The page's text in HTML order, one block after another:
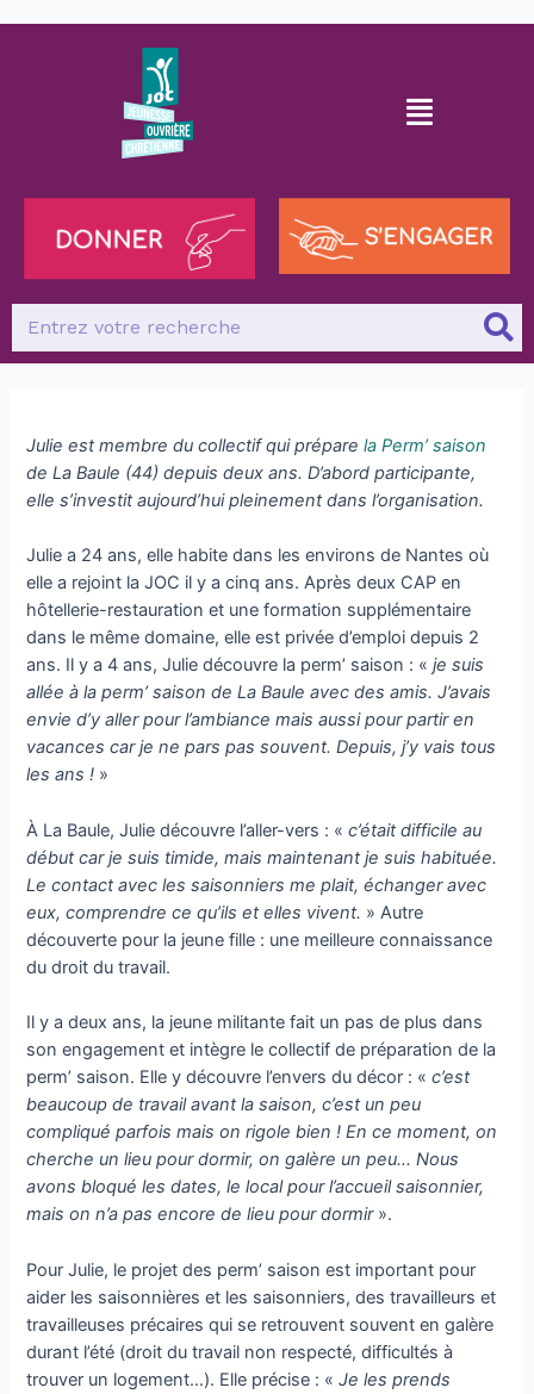
Julie est membre du collectif qui préparela Perm’ saison
de La Baule (44) depuis deux ans. D’abord participante,
elle s’investit aujourd’hui pleinement dans l’organisation.
Julie a 24 ans, elle habite dans les envi­rons de Nantes où
elle a rejoint la JOC il y a cinq ans. Après deux CAP en
hôtellerie-restau­ration et une formation supplémentaire
dans le même domaine, elle est privée d’emploi depuis 2
ans. Il y a 4 ans, Julie découvre la perm’ saison : «je suis
allée à la perm’ saison de La Baule avec des amis. J’avais
envie d’y aller pour l’ambiance mais aussi pour par­tir en
vacances car je ne pars pas souvent. Depuis, j’y vais tous
les ans ! »
À La Baule, Julie découvre l’aller-vers : «c’était difficile au
début car je suis timide, mais maintenant je suis habituée.
Le contact avec les saisonniers me plait, échanger avec
eux, comprendre ce qu’ils et elles vivent. » Autre
découverte pour la jeune fille : une meil­leure connaissance
du droit du travail.
Il y a deux ans, la jeune militante fait un pas de plus dans
son engagement et intègre le collectif de préparation de la
perm’ saison. Elle y découvre l’envers du décor : «c’est
beaucoup de travail avant la saison, c’est un peu
compliqué parfois mais on rigole bien ! En ce moment, on
cherche un lieu pour dormir, on galère un peu… Nous
avons bloqué les dates, le local pour l’accueil saisonnier,
mais on n’a pas encore de lieu pour dormir ».
Pour Julie, le projet des perm’ saison est important pour
aider les saisonnières et les saisonniers, des travailleurs et
travailleuses précaires qui se retrouvent souvent en galère
durant l’été (droit du travail non respecté, difficultés à
trouver un logement…). Elle pré­cise : «Je les prends